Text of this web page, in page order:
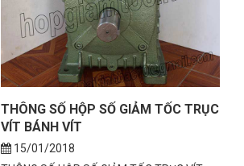
THÔNG SỐ HỘP SỐ GIẢM TỐC TRỤC
VÍT BÁNH VÍT
15/01/2018
THÔNG SỐ HỘP SỐ GIẢM TỐC TRỤC VÍT
BÁNH VÍT